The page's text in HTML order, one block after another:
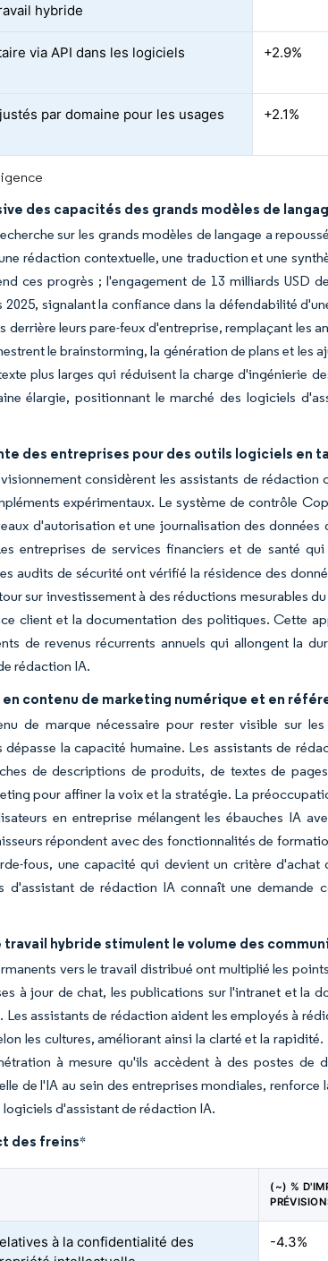
hybride
via API dans les logiciels
+2.9%
par domaine pour les usages
+2.1%
des capacités des grands modèles de
sur les grands modèles de langage a
rédaction contextuelle, une traduction et une
ces progrès ; l'engagement de 13 milliards USD
2025, signalant la confiance dans la défendabilité
derrière leurs pare-feux d'entreprise, remplaçant les
le brainstorming, la génération de plans et les
plus larges qui réduisent la charge d'ingénierie
élargie, positionnant le marché des logiciels
des entreprises pour des outils logiciels en
considèrent les assistants de
expérimentaux. Le système de contrôle
d'autorisation et une journalisation des
entreprises de services financiers et de santé
audits de sécurité ont vérifié la résidence des
sur investissement à des réductions mesurables
client et la documentation des politiques. Cette
de revenus récurrents annuels qui allongent la
rédaction IA.
en contenu de marketing numérique et en
de marque nécessaire pour rester visible sur
la capacité humaine. Les assistants de
de descriptions de produits, de textes de
pour affiner la voix et la stratégie. La
en entreprise mélangent les ébauches IA
répondent avec des fonctionnalités de
fous, une capacité qui devient un critère
d'assistant de rédaction IA connaît une demande
hybride stimulent le volume des
vers le travail distribué ont multiplié les
à jour de chat, les publications sur l'intranet et la
Les assistants de rédaction aident les employés à
les cultures, améliorant ainsi la clarté et la
à mesure qu'ils accèdent à des postes de
de l'IA au sein des entreprises mondiales,
d'assistant de rédaction IA.
des freins*
(~) %
à la confidentialité des
-4.3%